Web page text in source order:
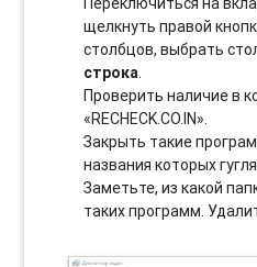
щелкнуть правой
столбцов, выбрать
строка.
Проверить наличие в
«RECHECK.CO.IN».
Закрыть такие
названия которых
Заметьте, из какой
таких программ.